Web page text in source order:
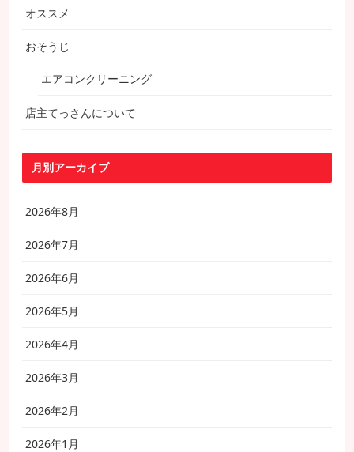
オススメ
おそうじ
エアコンクリーニング
店主てっさんについて
月別アーカイブ
2026年8月
2026年7月
2026年6月
2026年5月
2026年4月
2026年3月
2026年2月
2026年1月